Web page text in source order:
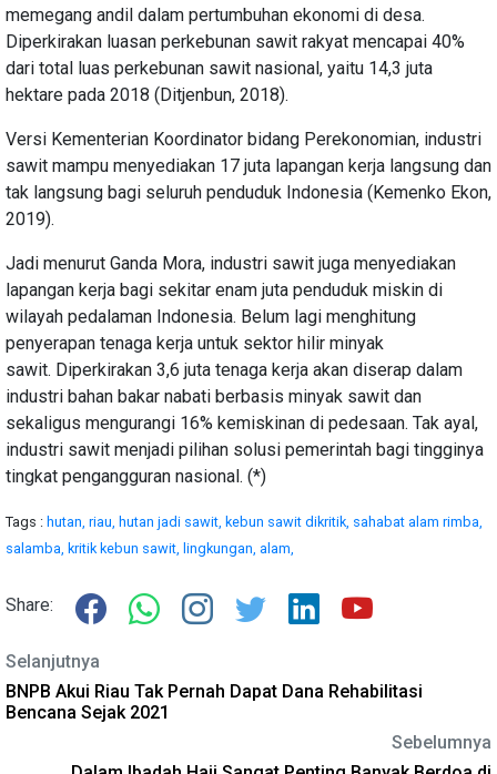
memegang andil dalam pertumbuhan ekonomi di desa.
Diperkirakan luasan perkebunan sawit rakyat mencapai 40%
dari total luas perkebunan sawit nasional, yaitu 14,3 juta
hektare pada 2018 (Ditjenbun, 2018).
Versi Kementerian Koordinator bidang Perekonomian, industri
sawit mampu menyediakan 17 juta lapangan kerja langsung dan
tak langsung bagi seluruh penduduk Indonesia (Kemenko Ekon,
2019).
Jadi menurut Ganda Mora, industri sawit juga menyediakan
lapangan kerja bagi sekitar enam juta penduduk miskin di
wilayah pedalaman Indonesia. Belum lagi menghitung
penyerapan tenaga kerja untuk sektor hilir minyak
sawit. Diperkirakan 3,6 juta tenaga kerja akan diserap dalam
industri bahan bakar nabati berbasis minyak sawit dan
sekaligus mengurangi 16% kemiskinan di pedesaan. Tak ayal,
industri sawit menjadi pilihan solusi pemerintah bagi tingginya
tingkat pengangguran nasional. (*)
Tags : hutan, riau, hutan jadi sawit, kebun sawit dikritik, sahabat alam rimba,
salamba, kritik kebun sawit, lingkungan, alam,
Share:
Selanjutnya
BNPB Akui Riau Tak Pernah Dapat Dana Rehabilitasi
Bencana Sejak 2021
Sebelumnya